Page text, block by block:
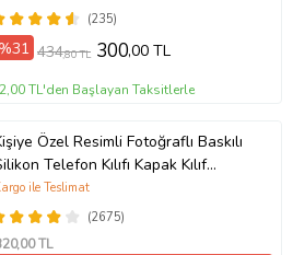
(235)
%31 434,80 TL 300,00 TL
TL'den Başlayan Taksitlerle
Özel Resimli Fotoğraflı Baskılı
Telefon Kılıfı Kapak Kılıf
Modelleri Açıklamada)
(2675)
ile Teslimat
,00 TL